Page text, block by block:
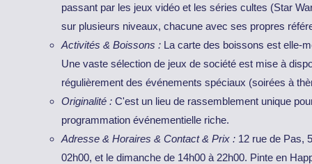
passant par les jeux vidéo et les séries cultes (Star
sur plusieurs niveaux, chacune avec ses propres
Activités & Boissons : La carte des boissons est elle-
Une vaste sélection de jeux de société est mise à
régulièrement des événements spéciaux (soirées à
Originalité : C'est un lieu de rassemblement unique
programmation événementielle riche.
Adresse & Horaires & Contact & Prix : 12 rue de Pas,
02h00, et le dimanche de 14h00 à 22h00. Pinte en